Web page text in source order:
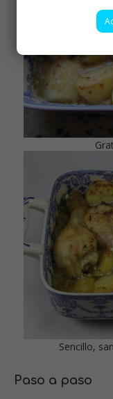
Sencillo,
Paso a paso